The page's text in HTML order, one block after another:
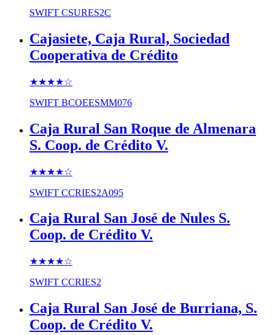
SWIFT CSURES2C
Cajasiete, Caja Rural, Sociedad
Cooperativa de Crédito
★★★★☆
SWIFT BCOEESMM076
Caja Rural San Roque de Almenara
S. Coop. de Crédito V.
★★★★☆
SWIFT CCRIES2A095
Caja Rural San José de Nules S.
Coop. de Crédito V.
★★★★☆
SWIFT CCRIES2
Caja Rural San José de Burriana, S.
Coop. de Crédito V.